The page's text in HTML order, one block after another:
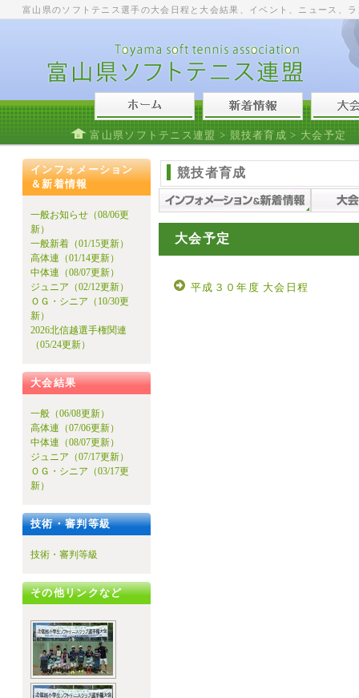
富山県のソフトテニス選手の大会日程と大会結果、イベント、ニュース、
富山県ソフトテニス連盟 > 競技者育成 > 大会予定
インフォメーション
＆新着情報
一般お知らせ（08/06更
新）
一般新着（01/15更新）
高体連（01/14更新）
中体連（08/07更新）
ジュニア（02/12更新）
ＯＧ・シニア（10/30更
新）
2026北信越選手権関連
（05/24更新）
大会結果
一般（06/08更新）
高体連（07/06更新）
中体連（08/07更新）
ジュニア（07/17更新）
ＯＧ・シニア（03/17更
新）
技術・審判等級
技術・審判等級
その他リンクなど
競技者育成
大会予定
平成３０年度 大会日程